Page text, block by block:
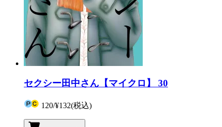
セクシー田中さん【マイクロ】 30
120/¥132(税込)